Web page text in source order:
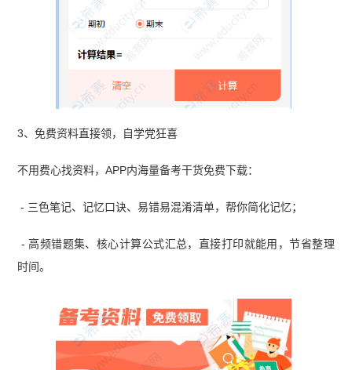
3、免费资料直接领，自学党狂喜
不用费心找资料，APP内海量备考干货免费下载：
- 三色笔记、记忆口诀、易错易混淆清单，帮你简化记忆；
- 高频错题集、核心计算公式汇总，直接打印就能用，节省整理
时间。